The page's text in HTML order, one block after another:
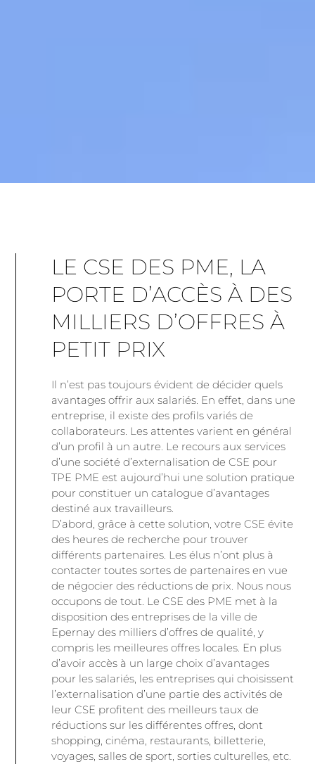
LE CSE DES PME, LA
PORTE D’ACCÈS À DES
MILLIERS D’OFFRES À
PETIT PRIX
Il n’est pas toujours évident de décider quels
avantages offrir aux salariés. En effet, dans une
entreprise, il existe des profils variés de
collaborateurs. Les attentes varient en général
d’un profil à un autre. Le recours aux services
d’une société d’externalisation de CSE pour
TPE PME est aujourd’hui une solution pratique
pour constituer un catalogue d’avantages
destiné aux travailleurs.
D’abord, grâce à cette solution, votre CSE évite
des heures de recherche pour trouver
différents partenaires. Les élus n’ont plus à
contacter toutes sortes de partenaires en vue
de négocier des réductions de prix. Nous nous
occupons de tout. Le CSE des PME met à la
disposition des entreprises de la ville de
Epernay des milliers d’offres de qualité, y
compris les meilleures offres locales. En plus
d’avoir accès à un large choix d’avantages
pour les salariés, les entreprises qui choisissent
l’externalisation d’une partie des activités de
leur CSE profitent des meilleurs taux de
réductions sur les différentes offres, dont
shopping, cinéma, restaurants, billetterie,
voyages, salles de sport, sorties culturelles, etc.